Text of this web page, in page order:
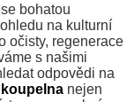
bohatou
na kulturní
očisty, regenerace
s našimi
odpovědi na
koupelna nejen